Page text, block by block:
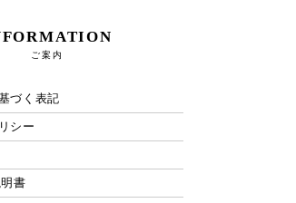
ご案内
づく表記
シー
書